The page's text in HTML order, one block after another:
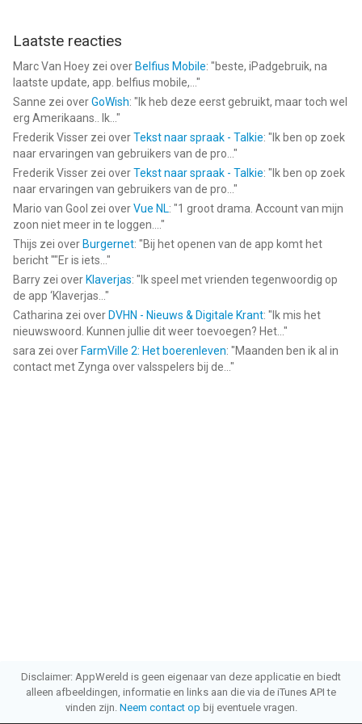
Laatste reacties
Marc Van Hoey zei over Belfius Mobile: "beste, iPadgebruik, na
laatste update, app. belfius mobile,... "
Sanne zei overGoWish: " Ik heb deze eerst gebruikt, maar toch wel
erg Amerikaans.. Ik... "
Frederik Visser zei overTekst naar spraak - Talkie: " Ik ben op zoek
naar ervaringen van gebruikers van de pro... "
Frederik Visser zei overTekst naar spraak - Talkie: " Ik ben op zoek
naar ervaringen van gebruikers van de pro... "
Mario van Gool zei overVue NL: "1 groot drama. Account van mijn
zoon niet meer in te loggen.... "
Thijs zei over Burgernet: "Bij het openen van de app komt het
bericht ""Er is iets... "
Barry zei over Klaverjas: " Ik speel met vrienden tegenwoordig op
de app ‘Klaverjas... "
Catharina zei over DVHN - Nieuws & Digitale Krant: " Ik mis het
nieuwswoord. Kunnen jullie dit weer toevoegen? Het... "
sara zei over FarmVille 2: Het boerenleven: "Maanden ben ik al in
contact met Zynga over valsspelers bij de... "
Disclaimer: AppWereld is geen eigenaar van deze applicatie en biedt
alleen afbeeldingen, informatie en links aan die via de iTunes API te
vinden zijn. Neem contact op bij eventuele vragen.